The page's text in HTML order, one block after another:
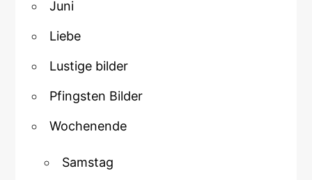
Juni
Liebe
Lustige bilder
Pfingsten Bilder
Wochenende
Samstag